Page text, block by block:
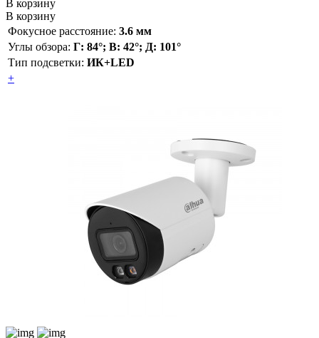
В корзину
В корзину
Фокусное расстояние: 3.6 мм
Углы обзора: Г: 84°; В: 42°; Д: 101°
Тип подсветки: ИК+LED
+